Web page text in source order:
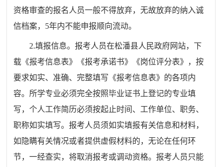
资格审查的报名人员一般不得放弃，无故放弃的纳入诚
信档案，5年内不能申报顺向流动。
2.填报信息。报考人员在松潘县人民政府网站，下
载《报考信息表》《报考承诺书》《岗位评分表》，按
要求如实、准确、完整填写《报考信息表》的各项内
容。所学专业必须完全按照毕业证书上登记的专业填
写，个人工作简历必须按起止时间、工作单位、职务、
职称如实填写。报考人员须如实填报有关信息和材料，
如隐瞒有关情况或者提供虚假材料的，无论在任何环
节，一经查实，将取消报考或调动资格。报考人员只能